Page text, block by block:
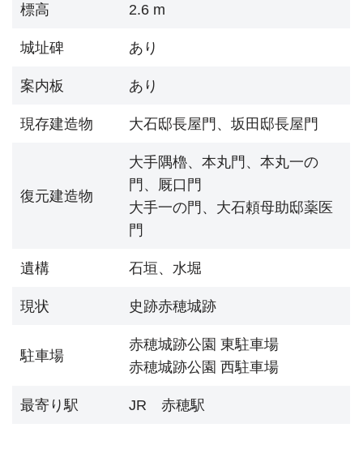
標高 2.6 m
城址碑 あり
案内板 あり
現存建造物 大石邸長屋門、坂田邸長屋門
復元建造物
大手隅櫓、本丸門、本丸一の
門、厩口門
大手一の門、大石頼母助邸薬医
門
遺構 石垣、水堀
現状 史跡赤穂城跡
駐車場
赤穂城跡公園 東駐車場
赤穂城跡公園 西駐車場
最寄り駅 JR 赤穂駅